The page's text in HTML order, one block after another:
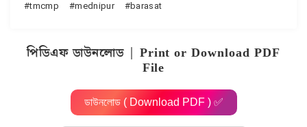
tmcmp
mednipur barasat
পিডিএফ ডাউনলোড | Print or Download PDF
File
ডাউনলোড ( Download PDF ) ✅